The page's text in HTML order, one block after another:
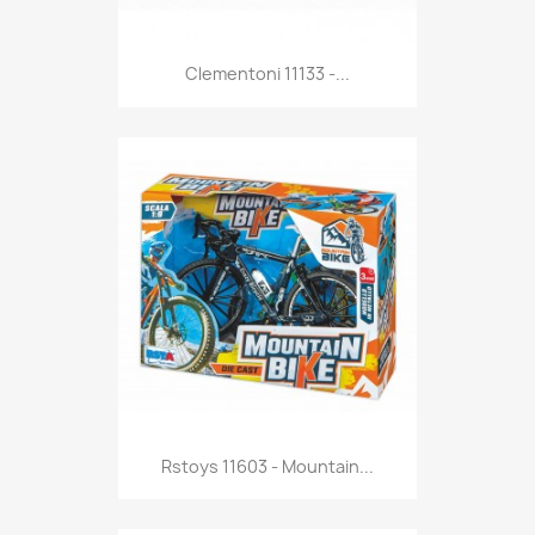
Anteprima
Clementoni 11133 -...
Anteprima
Rstoys 11603 - Mountain...